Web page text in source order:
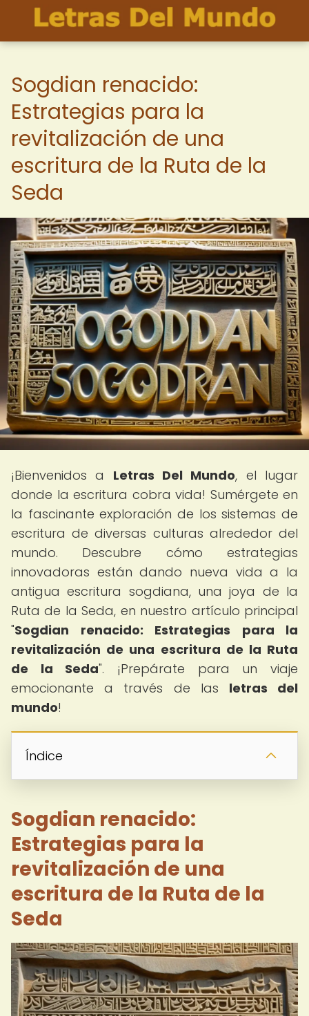
Sogdian renacido:
Estrategias para la
revitalización de una
escritura de la Ruta de la
Seda
¡Bienvenidos a Letras Del Mundo, el lugar
donde la escritura cobra vida! Sumérgete en
la fascinante exploración de los sistemas de
escritura de diversas culturas alrededor del
mundo. Descubre cómo estrategias
innovadoras están dando nueva vida a la
antigua escritura sogdiana, una joya de la
Ruta de la Seda, en nuestro artículo principal
"Sogdian renacido: Estrategias para la
revitalización de una escritura de la Ruta
de la Seda". ¡Prepárate para un viaje
emocionante a través de las letras del
mundo!
Índice
Sogdian renacido:
Estrategias para la
revitalización de una
escritura de la Ruta de la
Seda